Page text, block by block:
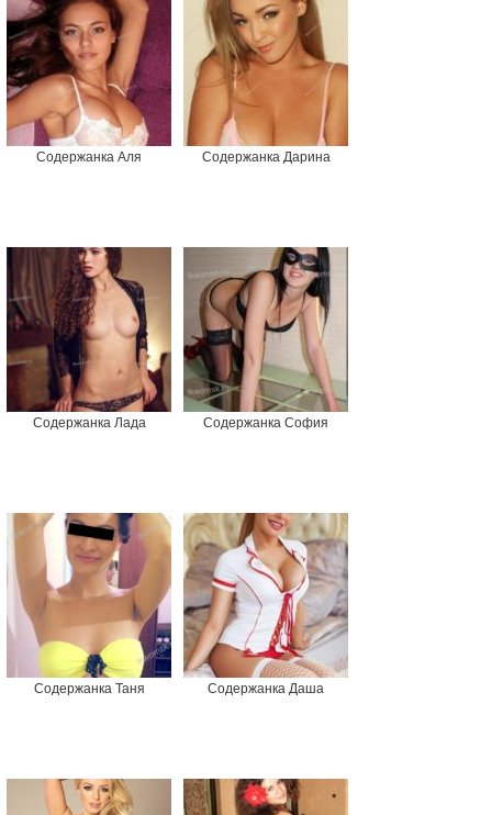
Содержанка Аля Содержанка Дарина
Содержанка Лада Содержанка София
Содержанка Таня Содержанка Даша